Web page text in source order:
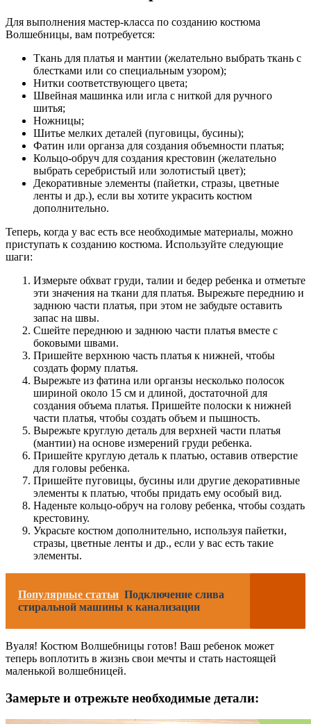
Для выполнения мастер-класса по созданию костюма
Волшебницы, вам потребуется:
Ткань для платья и мантии (желательно выбрать ткань с
блестками или со специальным узором);
Нитки соответствующего цвета;
Швейная машинка или игла с ниткой для ручного
шитья;
Ножницы;
Шитье мелких деталей (пуговицы, бусины);
Фатин или органза для создания объемности платья;
Кольцо-обруч для создания крестовин (желательно
выбрать серебристый или золотистый цвет);
Декоративные элементы (пайетки, стразы, цветные
ленты и др.), если вы хотите украсить костюм
дополнительно.
Теперь, когда у вас есть все необходимые материалы, можно
приступать к созданию костюма. Используйте следующие
шаги:
Измерьте обхват груди, талии и бедер ребенка и отметьте
эти значения на ткани для платья. Вырежьте переднию и
заднюю части платья, при этом не забудьте оставить
запас на швы.
Сшейте переднюю и заднюю части платья вместе с
боковыми швами.
Пришейте верхнюю часть платья к нижней, чтобы
создать форму платья.
Вырежьте из фатина или органзы несколько полосок
шириной около 15 см и длиной, достаточной для
создания объема платья. Пришейте полоски к нижней
части платья, чтобы создать объем и пышность.
Вырежьте круглую деталь для верхней части платья
(мантии) на основе измерений груди ребенка.
Пришейте круглую деталь к платью, оставив отверстие
для головы ребенка.
Пришейте пуговицы, бусины или другие декоративные
элементы к платью, чтобы придать ему особый вид.
Наденьте кольцо-обруч на голову ребенка, чтобы создать
крестовину.
Украсьте костюм дополнительно, используя пайетки,
стразы, цветные ленты и др., если у вас есть такие
элементы.
Популярные статьи Подключение слива
стиральной машины к канализации
Вуаля! Костюм Волшебницы готов! Ваш ребенок может
теперь воплотить в жизнь свои мечты и стать настоящей
маленькой волшебницей.
Замерьте и отрежьте необходимые детали: